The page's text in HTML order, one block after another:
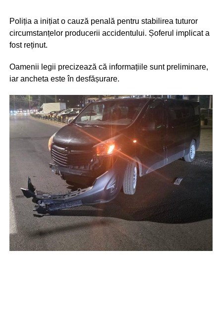
Poliția a inițiat o cauză penală pentru stabilirea tuturor
circumstanțelor producerii accidentului. Șoferul implicat a
fost reținut.
Oamenii legii precizează că informațiile sunt preliminare,
iar ancheta este în desfășurare.